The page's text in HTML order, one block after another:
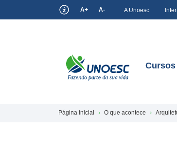
A+ A- A Unoesc
Cursos
Página inicial O que acontece